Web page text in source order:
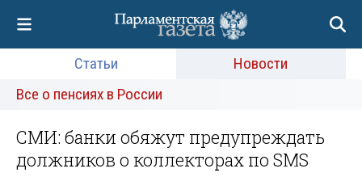
Статьи
Новости
Все о пенсиях в России
СМИ: банки обяжут предупреждать
должников о коллекторах по SMS